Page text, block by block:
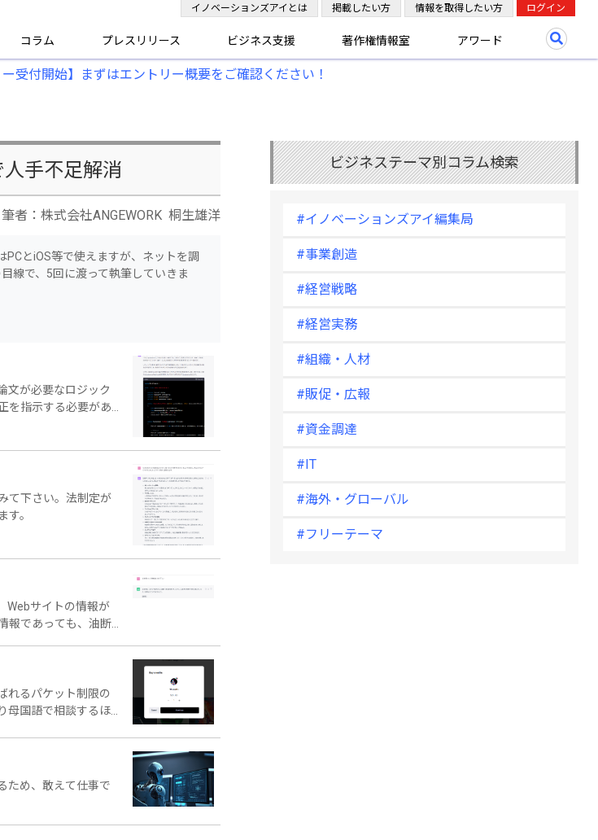
コラム プレスリリース ビジネス支援 著作権情報室 アワード
イノベーションズアイとは 掲載したい方 情報を取得したい方 ログイン
受付開始】まずはエントリー概要をご確認ください！
手不足解消
筆者：株式会社ANGEWORK 桐生雄洋
PCとiOS等で使えますが、ネットを調
線で、5回に渡って執筆していきま
文が必要なロジック
を指示する必要があ
て下さい。法制定が
。
Webサイトの情報が
報であっても、油断
れるパケット制限の
母国語で相談するほ
ため、敢えて仕事で
ビジネステーマ別コラム検索
#イノベーションズアイ編集局
#事業創造
#経営戦略
#経営実務
#組織・人材
#販促・広報
#資金調達
#IT
#海外・グローバル
#フリーテーマ